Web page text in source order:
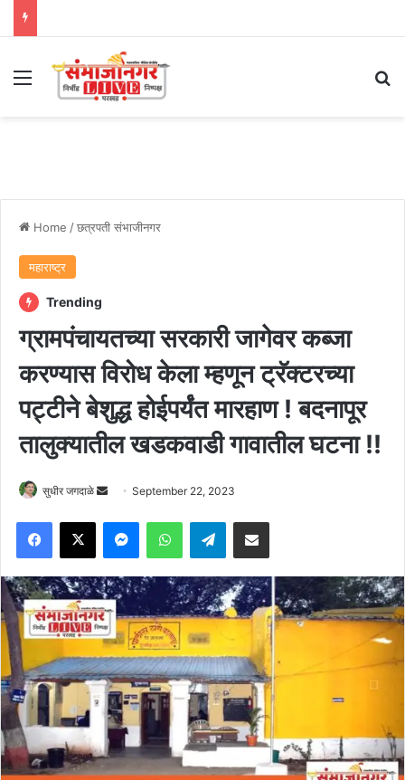
Menu
Home /छत्रपती संभाजीनगर
महाराष्ट्र
Trending
ग्रामपंचायतच्या सरकारी जागेवर कब्जा
करण्यास विरोध केला म्हणून ट्रॅक्टरच्या
पट्टीने बेशुद्ध होईपर्यंत मारहाण ! बदनापूर
तालुक्यातील खडकवाडी गावातील घटना !!
सुधीर जगदाळे
Send
email
September 22, 2023
Facebook
X MessengerWhatsAppTelegramShare via Email